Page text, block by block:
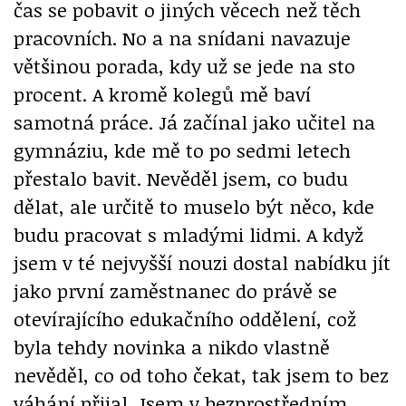
čas se pobavit o jiných věcech než těch
pracovních. No a na snídani navazuje
většinou porada, kdy už se jede na sto
procent. A kromě kolegů mě baví
samotná práce. Já začínal jako učitel na
gymnáziu, kde mě to po sedmi letech
přestalo bavit. Nevěděl jsem, co budu
dělat, ale určitě to muselo být něco, kde
budu pracovat s mladými lidmi. A když
jsem v té nejvyšší nouzi dostal nabídku jít
jako první zaměstnanec do právě se
otevírajícího edukačního oddělení, což
byla tehdy novinka a nikdo vlastně
nevěděl, co od toho čekat, tak jsem to bez